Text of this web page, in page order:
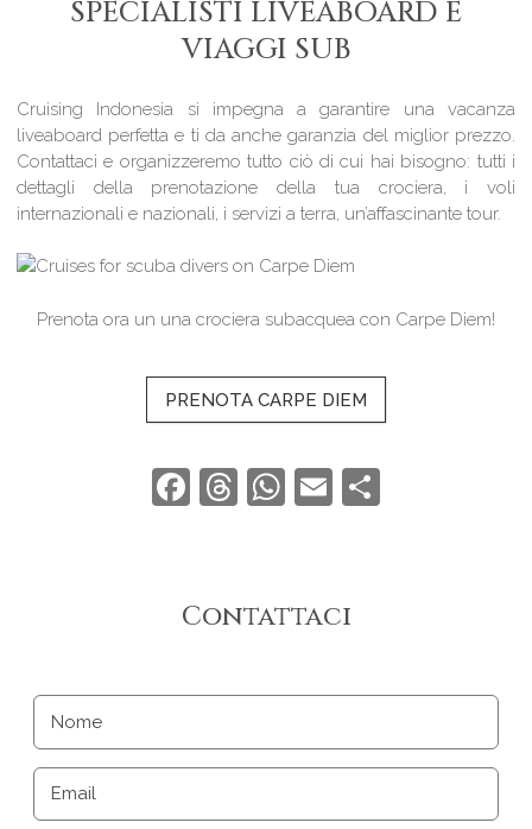
SPECIALISTI LIVEABOARD E
VIAGGI SUB
Cruising Indonesia si impegna a garantire una vacanza
liveaboard perfetta e ti da anche garanzia del miglior prezzo.
Contattaci e organizzeremo tutto ciò di cui hai bisogno: tutti i
dettagli della prenotazione della tua crociera, i voli
internazionali e nazionali, i servizi a terra, un’affascinante tour.
Prenota ora un una crociera subacquea con Carpe Diem!
PRENOTA CARPE DIEM
Facebook
Threads
WhatsApp
Email
Contattaci
Nome
Email